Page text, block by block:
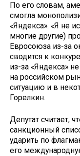
По его словам,
смогла
«Яндекса». «Я не
многие другие)
Евросоюза из-за
сводится к
из-за «Яндекса»
на российском
ситуацию и в
Горелкин.
Депутат считает,
санкционный
ударить по
его